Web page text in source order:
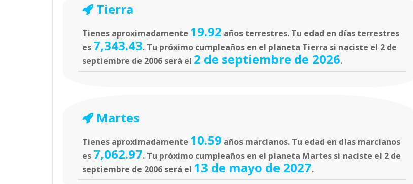
Tierra
Tienes aproximadamente 19.92 años terrestres. Tu edad en días terrestres
es 7,343.43. Tu próximo cumpleaños en el planeta Tierra si naciste el 2 de
septiembre de 2006 será el 2 de septiembre de 2026.
Martes
Tienes aproximadamente 10.59 años marcianos. Tu edad en días marcianos
es 7,062.97. Tu próximo cumpleaños en el planeta Martes si naciste el 2 de
septiembre de 2006 será el 13 de mayo de 2027.